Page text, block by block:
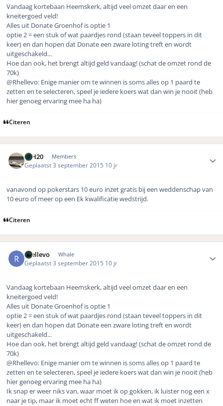
Vandaag kortebaan Heemskerk, altijd veel omzet daar en een
kneitergoed veld!
Alles uit Donate Groenhof is optie 1
optie 2 = een stuk of wat paardjes rond (staan teveel toppers in dit
keer) en dan hopen dat Donate een zware loting treft en wordt
uitgeschakeld...
Hoe dan ook, het brengt altijd geld vandaag! (schat de omzet rond de
70k)
@Rhellevo: Enige manier om te winnen is soms alles op 1 paard te
zetten en te selecteren, speel je iedere koers wat dan win je nooit (heb
hier genoeg ervaring mee ha ha)
Citeren
LLH20 Members
Geplaatst 3 september 2015 10 jr
vanavond op pokerstars 10 euro inzet gratis bij een weddenschap van
10 euro of meer op een Ek kwalificatie wedstrijd.
Citeren
rhellevo Whale
Geplaatst 3 september 2015 10 jr
Vandaag kortebaan Heemskerk, altijd veel omzet daar en een
kneitergoed veld!
Alles uit Donate Groenhof is optie 1
optie 2 = een stuk of wat paardjes rond (staan teveel toppers in dit
keer) en dan hopen dat Donate een zware loting treft en wordt
uitgeschakeld...
Hoe dan ook, het brengt altijd geld vandaag! (schat de omzet rond de
70k)
@Rhellevo: Enige manier om te winnen is soms alles op 1 paard te
zetten en te selecteren, speel je iedere koers wat dan win je nooit (heb
hier genoeg ervaring mee ha ha)
Ik snap er weer niks van, waar moet ik op gokken, ik luister nog een x
naar je tip, maar ik moet echt ff weten hoe en wat ik moet inzetten